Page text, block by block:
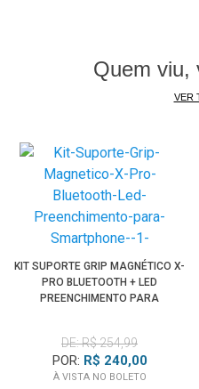
• Sistema com duas placas
• Estrutura metálica compacta
• Capacidade de até 5 kg
• Diversos pontos de fixação
• Perfil fino e acabamento preto
• Libera espaço no ambiente
Suporte de Teto PUS
Câmeras PTZcompactas
compatível com os orifícios
Quem viu,
VER
KIT SUPORTE GRIP MAGNÉTICO X-
PRO BLUETOOTH + LED
PREENCHIMENTO PARA
DE: R$ 254,99
POR: R$ 240,00
À VISTA NO BOLETO